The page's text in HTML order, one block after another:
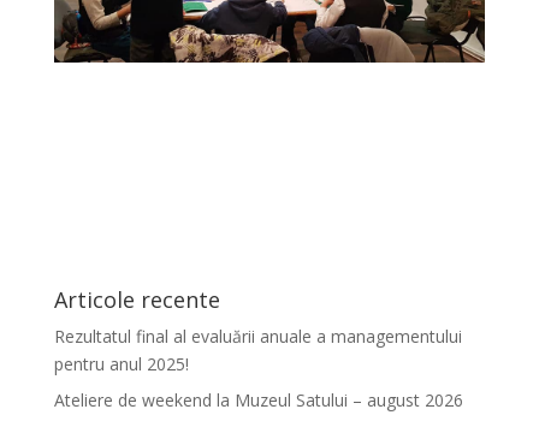
Articole recente
Rezultatul final al evaluării anuale a managementului
pentru anul 2025!
Ateliere de weekend la Muzeul Satului – august 2026